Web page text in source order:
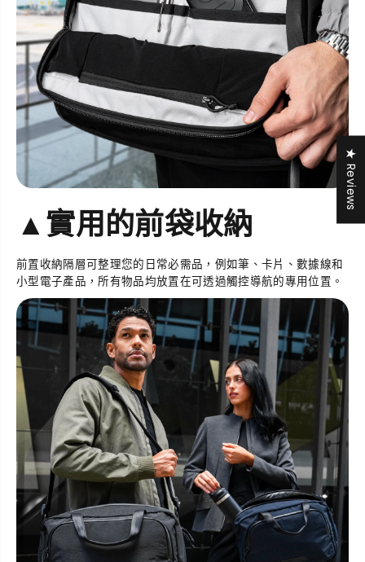
▲實用的前袋收納
前置收納隔層可整理您的日常必需品，例如筆、卡片、數據線和
小型電子產品，所有物品均放置在可透過觸控導航的專用位置。
★ Reviews